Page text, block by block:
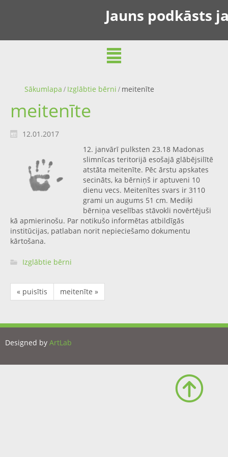
Jauns podkāsts
Sākumlapa Izglābtie bērni meitenīte
meitenīte
12.01.2017
12. janvārī pulksten 23.18 Madonas
slimnīcas teritorijā esošajā glābējsilītē
atstāta meitenīte. Pēc ārstu apskates
secināts, ka bērniņš ir aptuveni 10
dienu vecs. Meitenītes svars ir 3110
grami un augums 51 cm. Mediķi
bērniņa veselības stāvokli novērtējuši
kā apmierinošu. Par notikušo informētas atbildīgās
institūcijas, patlaban norit nepieciešamo dokumentu
kārtošana.
Izglābtie bērni
« puisītis meitenīte »
Designed by ArtLab